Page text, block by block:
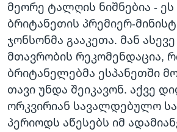
მეორე ტალღის ნიშნებია - ეს
ბრიტანეთის პრემიერ-
ჯონსონმა გააკეთა. მან ასევე
მთავრობის რეკომენდაცია,
ბრიტანელებმა ესპანეთში
თავი უნდა შეიკავონ. აქვე
ორკვირიან სავალდებულო
პერიოდს აწესებს იმ